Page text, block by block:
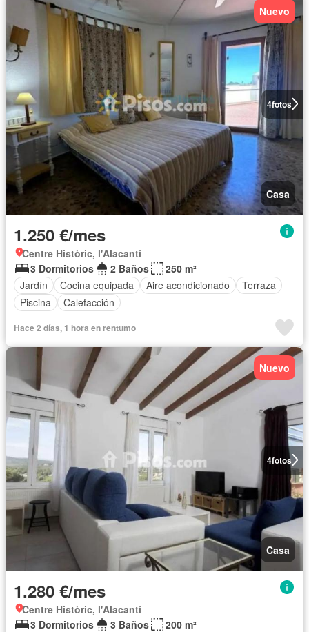
4fotos
Nuevo
Casa
1.250 €/mes
Centre Històric, l'Alacantí
3 Dormitorios
2 Baños
250 m²
Jardín
Cocina equipada Aire acondicionado
Terraza
Piscina
Calefacción
Hace 2 días, 1 hora en rentumo
4fotos
Nuevo
Casa
1.280 €/mes
Centre Històric, l'Alacantí
3 Dormitorios
3 Baños
200 m²